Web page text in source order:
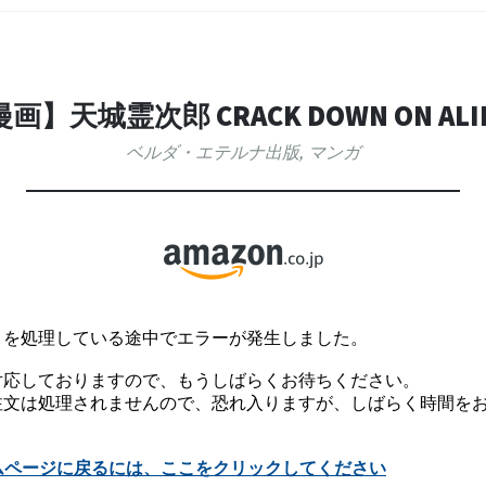
画】天城霊次郎 CRACK DOWN ON
ベルダ・エテルナ出版, マンガ